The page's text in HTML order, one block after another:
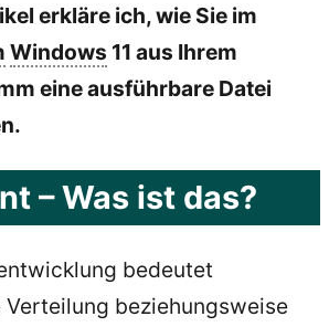
erkläre ich, wie Sie im
Windows 11 aus Ihrem
eine ausführbare Datei
– Was ist das?
bedeutet
beziehungsweise